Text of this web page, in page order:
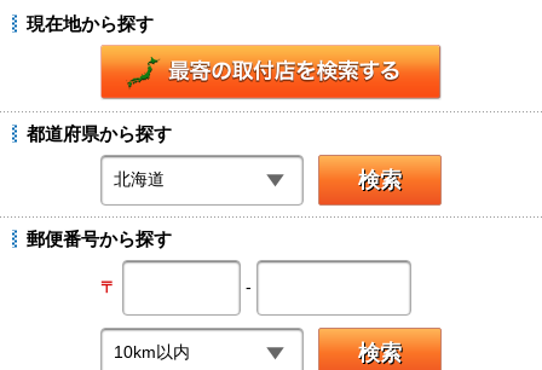
現在地から探す
都道府県から探す
郵便番号から探す
〒 -